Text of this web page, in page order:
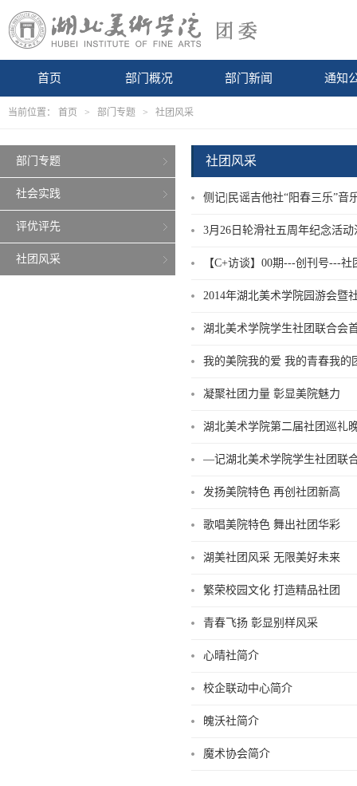
首页 部门概况 部门新闻 通知
当前位置： 首页 > 部门专题 > 社团风采
部门专题
社会实践
评优评先
社团风采
社团风采
侧记|民谣吉他社“阳春三乐”音
3月26日轮滑社五周年纪念活动
【C+访谈】00期---创刊号---
2014年湖北美术学院园游会暨
湖北美术学院学生社团联合会
我的美院我的爱 我的青春我的
凝聚社团力量 彰显美院魅力
湖北美术学院第二届社团巡礼
—记湖北美术学院学生社团联
发扬美院特色 再创社团新高
歌唱美院特色 舞出社团华彩
湖美社团风采 无限美好未来
繁荣校园文化 打造精品社团
青春飞扬 彰显别样风采
心晴社简介
校企联动中心简介
魄沃社简介
魔术协会简介